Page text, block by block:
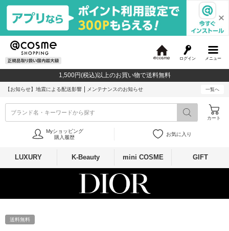
メニュー
ログイン
c
o
1,500円(税込)以上のお買い物で送料無料
【お知らせ】 地震による配送影響 メンテナンスのお知らせ 一覧へ
ブランド名・キーワードから探す
カート
Myショッピング
購入履歴
お気に入り
LUXURY K-Beauty mini COSME GIFT
送料無料